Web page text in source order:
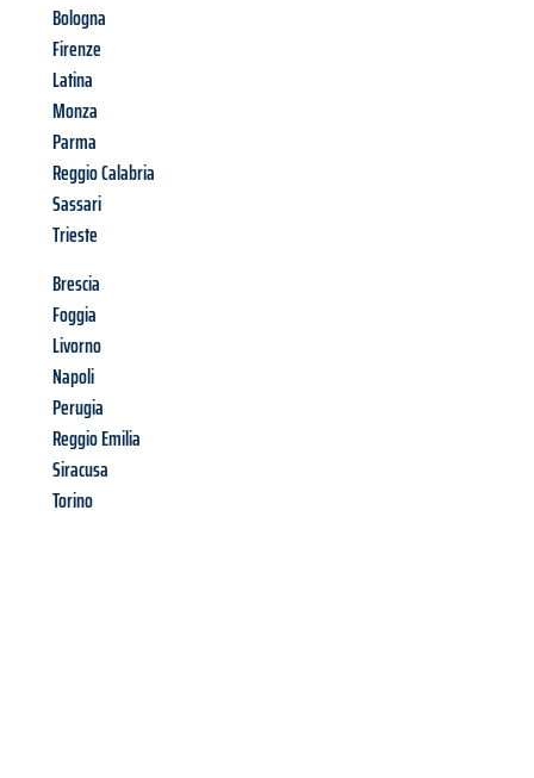
Bologna
Firenze
Latina
Monza
Parma
Reggio Calabria
Sassari
Trieste
Brescia
Foggia
Livorno
Napoli
Perugia
Reggio Emilia
Siracusa
Torino